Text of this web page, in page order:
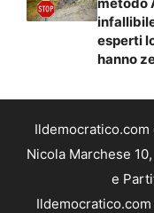
esperti
hanno
Ildemocratico.com
Nicola Marchese
e